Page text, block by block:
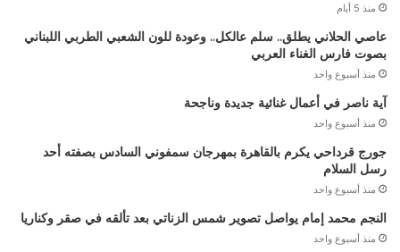
منذ 5 أيام
عاصي الحلاني يطلق.. سلم عالكل.. وعودة للون الشعبي الطربي اللبناني
بصوت فارس الغناء العربي
منذ أسبوع واحد
آية ناصر في أعمال غنائية جديدة وناجحة
منذ أسبوع واحد
جورج قرداحي يكرم بالقاهرة بمهرجان سمفوني السادس بصفته أحد
رسل السلام
منذ أسبوع واحد
النجم محمد إمام يواصل تصوير شمس الزناتي بعد تألقه في صقر وكناريا
منذ أسبوع واحد